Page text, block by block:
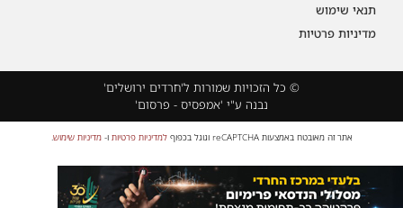
תנאי שימוש
מדיניות פרטיות
© כל הזכויות שמורות ל'חרדים ירושלים'
נבנה ע"י 'אמפסיס - פרסום'
אתר זה מאובטח באמצעות reCAPTCHA וגוגל בכפוף למדיניות פרטיות ו-מדיניות שימוש